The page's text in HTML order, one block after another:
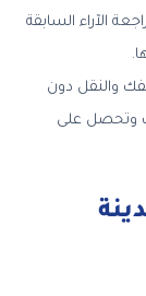
الآراء السابقة
والنقل دون
وتحصل على